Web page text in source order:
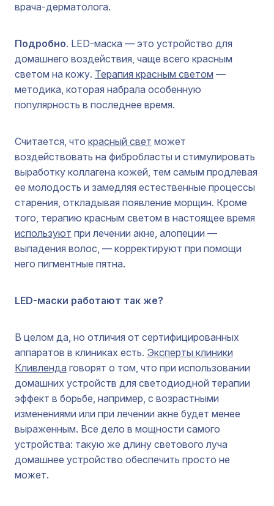
врача-дерматолога.
Подробно. LED-маска — это устройство для
домашнего воздействия, чаще всего красным
светом на кожу. Терапия красным светом —
методика, которая набрала особенную
популярность в последнее время.
Считается, что красный свет может
воздействовать на фибробласты и стимулировать
выработку коллагена кожей, тем самым продлевая
ее молодость и замедляя естественные процессы
старения, откладывая появление морщин. Кроме
того, терапию красным светом в настоящее время
используют при лечении акне, алопеции —
выпадения волос, — корректируют при помощи
него пигментные пятна.
LED-маски работают так же?
В целом да, но отличия от сертифицированных
аппаратов в клиниках есть. Эксперты клиники
Кливленда говорят о том, что при использовании
домашних устройств для светодиодной терапии
эффект в борьбе, например, с возрастными
изменениями или при лечении акне будет менее
выраженным. Все дело в мощности самого
устройства: такую же длину светового луча
домашнее устройство обеспечить просто не
может.